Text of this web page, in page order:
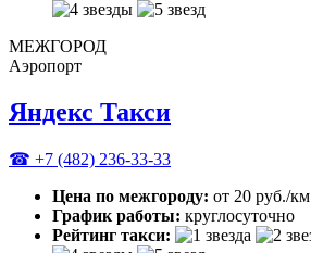
МЕЖГОРОД
Аэропорт
Яндекс Такси
☎ +7 (482) 236-33-33
Цена по межгороду: от 20 руб./км
График работы: круглосуточно
Рейтинг такси: